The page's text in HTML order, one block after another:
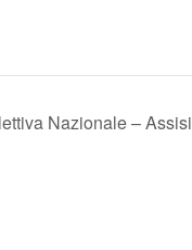
Nazionale – Assisi